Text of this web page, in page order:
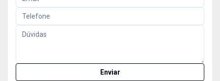
Enviar